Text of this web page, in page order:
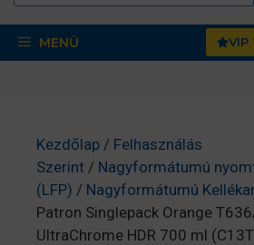
MENÜ VIP
Kezdőlap / Felhasználás
Szerint / Nagyformátumú
(LFP) / Nagyformátumú
Patron Singlepack Orange
UltraChrome HDR 700 ml